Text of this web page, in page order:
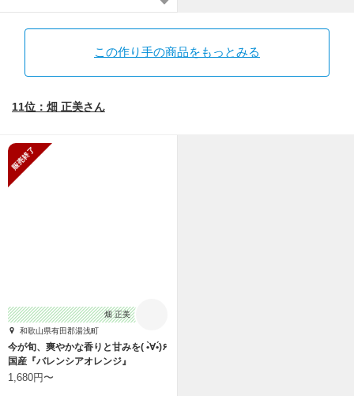
この作り手の商品をもっとみる
11位：畑 正美さん
畑 正美
和歌山県有田郡湯浅町
今が旬、爽やかな香りと甘みを( •̀∀•́)۶
国産『バレンシアオレンジ』
1,680円〜